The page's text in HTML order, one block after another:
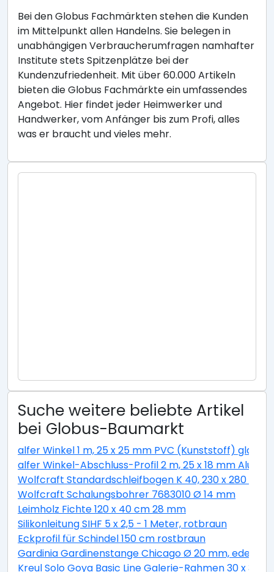
Bei den Globus Fachmärkten stehen die Kunden
im Mittelpunkt allen Handelns. Sie belegen in
unabhängigen Verbraucherumfragen namhafter
Institute stets Spitzenplätze bei der
Kundenzufriedenheit. Mit über 60.000 Artikeln
bieten die Globus Fachmärkte ein umfassendes
Angebot. Hier findet jeder Heimwerker und
Handwerker, vom Anfänger bis zum Profi, alles
was er braucht und vieles mehr.
Suche weitere beliebte Artikel
bei Globus-Baumarkt
alfer Winkel 1 m, 25 x 25 mm PVC (Kunststoff) glatt
alfer Winkel-Abschluss-Profil 2 m, 25 x 18 mm
Wolfcraft Standardschleifbogen K 40, 230 x 280 cm
Wolfcraft Schalungsbohrer 7683010 Ø 14 mm
Leimholz Fichte 120 x 40 cm 28 mm
Silikonleitung SIHF 5 x 2,5 - 1 Meter, rotbraun
Eckprofil für Schindel 150 cm rostbraun
Gardinia Gardinenstange Chicago Ø 20 mm,
Kreul Solo Goya Basic Line Galerie-Rahmen 30 x 30